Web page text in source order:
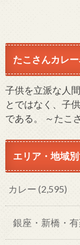
たこさんカレ
子供を立派な人
とではなく、子
である。 ～たこ
エリア・地域
カレー (2,595)
銀座・新橋・